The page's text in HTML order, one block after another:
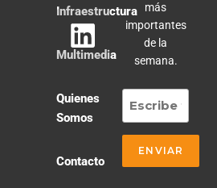
Infraestructura
Multimedia
Quienes
Somos
Contacto
más
importantes
de la
semana.